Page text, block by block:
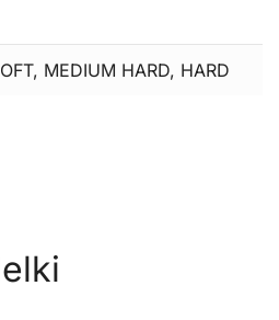
MEDIUM HARD, HARD